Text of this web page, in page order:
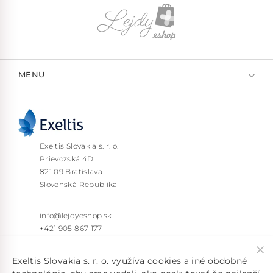
MENU
Exeltis Slovakia s. r. o.
Prievozská 4D
821 09 Bratislava
Slovenská Republika
info@lejdyeshop.sk
+421 905 867 177
Exeltis Slovakia s. r. o. využíva cookies a iné obdobné